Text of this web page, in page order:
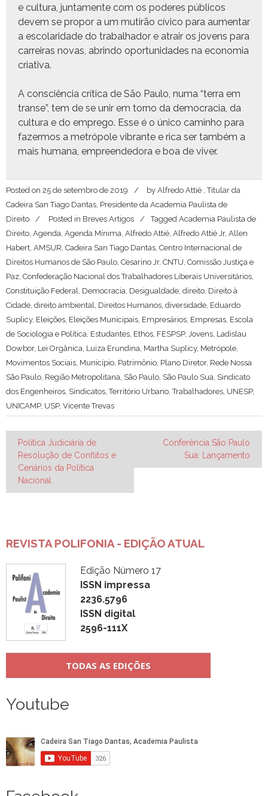
e cul­tura, jun­ta­mente com os poderes públi­cos
devem se pro­por a um mutirão cívi­co para aumen­tar
a esco­lar­i­dade do tra­bal­hador e atrair os jovens para
car­reiras novas, abrindo opor­tu­nidades na econo­mia
criativa.
A con­sciên­cia críti­ca de São Paulo, numa “ter­ra em
transe”, tem de se unir em torno da democ­ra­cia, da
cul­tura e do emprego. Esse é o úni­co cam­in­ho para
faz­er­mos a metró­pole vibrante e rica ser tam­bém a
mais humana, empreende­do­ra e boa de viver.
Posted on 25 de setembro de 2019 by Alfredo Attié , Titular da
Cadeira San Tiago Dantas, Presidente da Academia Paulista de
Direito
Posted in Breves Artigos Tagged Academia Paulista de
Direito Agenda Agenda Mínima Alfredo Attié Alfredo Attié Jr, Allen
Habert AMSUR Cadeira San Tiago Dantas Centro Internacional de
Direitos Humanos de São Paulo Cesarino Jr, CNTU Comissão Justiça e
Paz Confederação Nacional dos Trabalhadores Liberais Universitários
Constituição Federal
Democracia Desigualdade direito Direito à
Cidade direito ambiental Direitos Humanos diversidade Eduardo
Suplicy, Eleições Eleições Municipais Empresários Empresas Escola
de Sociologia e Política Estudantes Ethos FESPSP, Jovens Ladislau
Dowbor, Lei Orgânica Luiza Erundina Martha Suplicy, Metrópole
Movimentos Sociais Município Patrimônio Plano Diretor, Rede Nossa
São Paulo Região Metropolitana São Paulo São Paulo Sua Sindicato
dos Engenheiros Sindicatos ,Território Urbano ,Trabalhadores UNESP,
UNICAMP, USP, Vicente Trevas
Navegação
de
Post
Política Judiciária de
Resolução de Conflitos e
Cenários da Política
Nacional
Conferência São Paulo
Sua: Lançamento
REVISTA POLIFONIA - EDIÇÃO ATUAL
Edição Número 17
ISSN impressa
2236.5796
ISSN digital
2596-111X
TODAS AS EDIÇÕES
Youtube